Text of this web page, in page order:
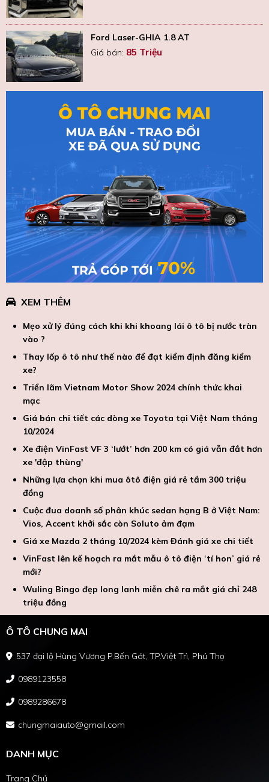
Ford Laser-GHIA 1.8 AT
Giá bán: 85 Triệu
XEM THÊM
Mẹo xử lý đúng cách khi khi khoang lái ô tô bị nước tràn
vào ?
Thay lốp ô tô như thế nào để đạt kiểm định đăng kiểm
xe?
Triển lãm Vietnam Motor Show 2024 chính thức khai
mạc
Giá bán chi tiết các dòng xe Toyota tại Việt Nam tháng
10/2024
Xe điện VinFast VF 3 ‘lướt’ hơn 200 km có giá vẫn đắt hơn
xe 'đập thùng'
Những lựa chọn khi mua ôtô điện giá rẻ tầm 300 triệu
đồng
Cuộc đua doanh số phân khúc sedan hạng B ở Việt Nam:
Vios, Accent khởi sắc còn Soluto ảm đạm
Giá xe Mazda 2 tháng 10/2024 kèm Đánh giá xe chi tiết
VinFast lên kế hoạch ra mắt mẫu ô tô điện ‘tí hon’ giá rẻ
mới?
Wuling Bingo đẹp long lanh miễn chê ra mắt giá chỉ 248
triệu đồng
Ô TÔ CHUNG MAI
537 đại lộ Hùng Vương P.Bến Gót, TP.Việt Trì, Phú Thọ
0989123558
0989286678
chungmaiauto@gmail.com
DANH MỤC
Trang Chủ